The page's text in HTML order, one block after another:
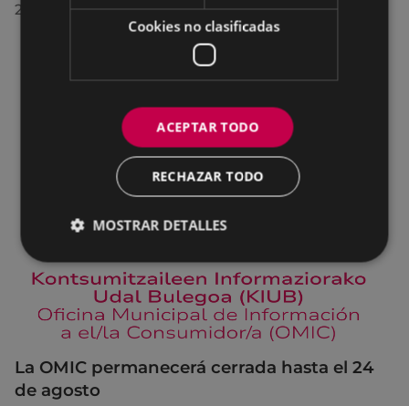
28/07/2026
La OMIC permanecerá cerrada hasta el 24
de agosto
Cookies no clasificadas
ACEPTAR TODO
RECHAZAR TODO
MOSTRAR DETALLES